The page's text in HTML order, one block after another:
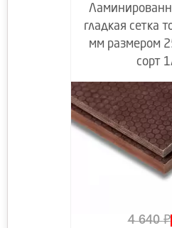
гладкая сетка
мм размером
сорт
4 640₽